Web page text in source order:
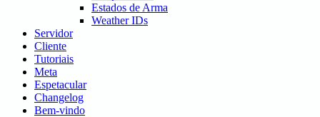
Estados de Arma
Weather IDs
Servidor
Cliente
Tutoriais
Meta
Espetacular
Changelog
Bem-vindo